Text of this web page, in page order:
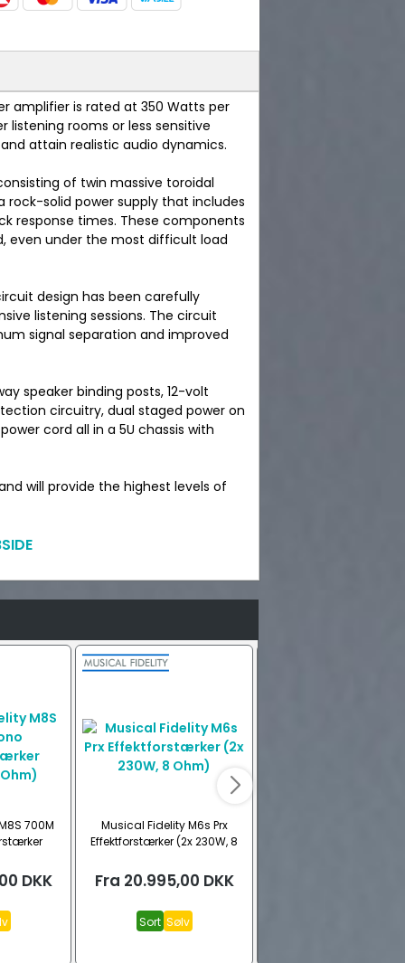
amplifier is rated at 350 Watts per
listening rooms or less sensitive
attain realistic audio dynamics.
of twin massive toroidal
solid power supply that includes
response times. These components
even under the most difficult load
design has been carefully
listening sessions. The circuit
signal separation and improved
speaker binding posts, 12-volt
circuitry, dual staged power on
cord all in a 5U chassis with
will provide the highest levels of
700M
DKK
Musical Fidelity M6s Prx
Effektforstærker (2x 230W, 8
Fra 20.995,00 DKK
Sort Sølv